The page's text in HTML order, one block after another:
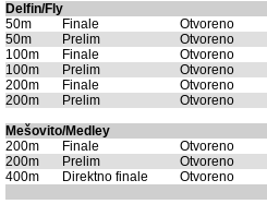
Delfin/Fly
50m
Finale Otvoreno
50m
Prelim Otvoreno
100m
Finale Otvoreno
100m
Prelim Otvoreno
200m
Finale Otvoreno
200m
Prelim Otvoreno
Mešovito/Medley
200m
Finale Otvoreno
200m
Prelim Otvoreno
400m
Direktno finale Otvoreno